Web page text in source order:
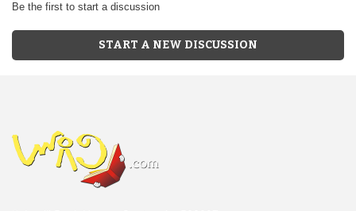
Be the first to start a discussion
START A NEW DISCUSSION